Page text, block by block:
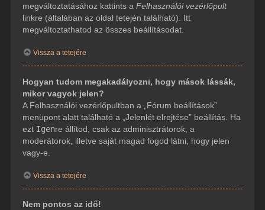
megváltoztatásához kattints a Felhasználói vezérlőpult
linkre (általában az oldal tetején található). Itt
megváltoztathatod az összes beállításodat.
Vissza a tetejére
Hogyan tudom megakadályozni, hogy mások lássák,
mikor vagyok jelen?
A Felhasználói vezérlőpultban a „Fórum beállítások”
menüpont alatt található a „Jelenlét elrejtése” beállítás. Ha
ezt Igenre állítod, csak az adminisztrátorok, a
moderátorok, illetve saját magad fogod látni, hogy jelen
vagy-e.
Vissza a tetejére
Nem pontos az idő!